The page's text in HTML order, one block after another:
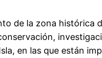
de la zona histórica
en las que están